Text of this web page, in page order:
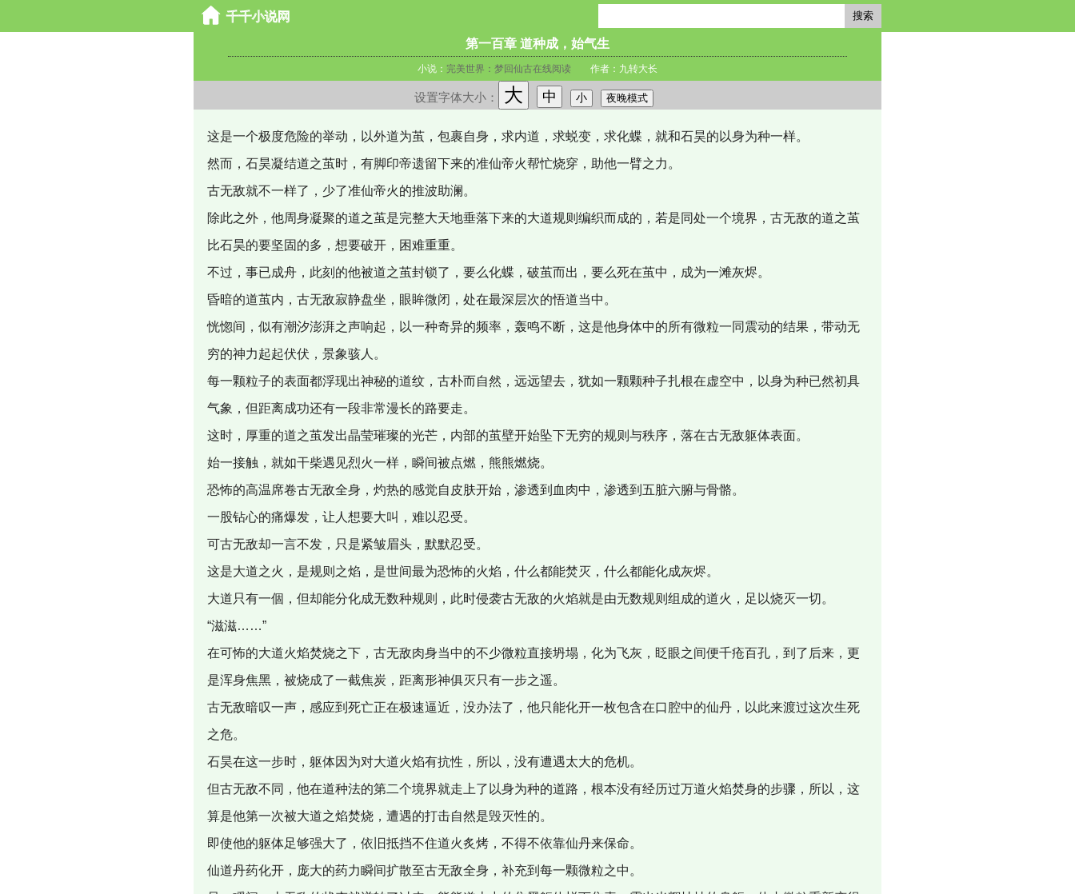
搜索
第一百章 道种成，始气生
小说： 完美世界：梦回仙古在线阅读 作者：九转大长
设置字体大小： 大 中 小 夜晚模式
这是一个极度危险的举动，以外道为茧，包裹自身，求内道，求蜕变，求化蝶，就和石昊的以身为种一样。
然而，石昊凝结道之茧时，有脚印帝遗留下来的准仙帝火帮忙烧穿，助他一臂之力。
古无敌就不一样了，少了准仙帝火的推波助澜。
除此之外，他周身凝聚的道之茧是完整大天地垂落下来的大道规则编织而成的，若是同处一个境界，古无敌的道之茧
比石昊的要坚固的多，想要破开，困难重重。
不过，事已成舟，此刻的他被道之茧封锁了，要么化蝶，破茧而出，要么死在茧中，成为一滩灰烬。
昏暗的道茧内，古无敌寂静盘坐，眼眸微闭，处在最深层次的悟道当中。
恍惚间，似有潮汐澎湃之声响起，以一种奇异的频率，轰鸣不断，这是他身体中的所有微粒一同震动的结果，带动无
穷的神力起起伏伏，景象骇人。
每一颗粒子的表面都浮现出神秘的道纹，古朴而自然，远远望去，犹如一颗颗种子扎根在虚空中，以身为种已然初具
气象，但距离成功还有一段非常漫长的路要走。
这时，厚重的道之茧发出晶莹璀璨的光芒，内部的茧壁开始坠下无穷的规则与秩序，落在古无敌躯体表面。
始一接触，就如干柴遇见烈火一样，瞬间被点燃，熊熊燃烧。
恐怖的高温席卷古无敌全身，灼热的感觉自皮肤开始，渗透到血肉中，渗透到五脏六腑与骨骼。
一股钻心的痛爆发，让人想要大叫，难以忍受。
可古无敌却一言不发，只是紧皱眉头，默默忍受。
这是大道之火，是规则之焰，是世间最为恐怖的火焰，什么都能焚灭，什么都能化成灰烬。
大道只有一個，但却能分化成无数种规则，此时侵袭古无敌的火焰就是由无数规则组成的道火，足以烧灭一切。
“滋滋……”
在可怖的大道火焰焚烧之下，古无敌肉身当中的不少微粒直接坍塌，化为飞灰，眨眼之间便千疮百孔，到了后来，更
是浑身焦黑，被烧成了一截焦炭，距离形神俱灭只有一步之遥。
古无敌暗叹一声，感应到死亡正在极速逼近，没办法了，他只能化开一枚包含在口腔中的仙丹，以此来渡过这次生死
之危。
石昊在这一步时，躯体因为对大道火焰有抗性，所以，没有遭遇太大的危机。
但古无敌不同，他在道种法的第二个境界就走上了以身为种的道路，根本没有经历过万道火焰焚身的步骤，所以，这
算是他第一次被大道之焰焚烧，遭遇的打击自然是毁灭性的。
即使他的躯体足够强大了，依旧抵挡不住道火炙烤，不得不依靠仙丹来保命。
仙道丹药化开，庞大的药力瞬间扩散至古无敌全身，补充到每一颗微粒之中。